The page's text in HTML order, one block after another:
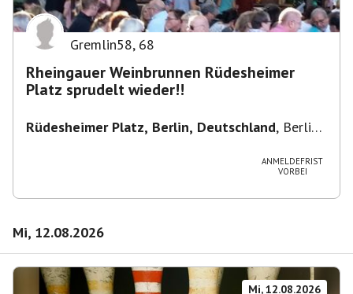
Gremlin58, 68
Rheingauer Weinbrunnen Rüdesheimer
Platz sprudelt wieder!!
Rüdesheimer Platz, Berlin, Deutschland, Berlin-
ANMELDEFRIST
VORBEI
Mi, 12.08.2026
Mi, 12.08.2026